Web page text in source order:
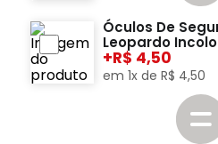
Óculos De
Leopardo
+ 4,50
em1x deR$ 4,50